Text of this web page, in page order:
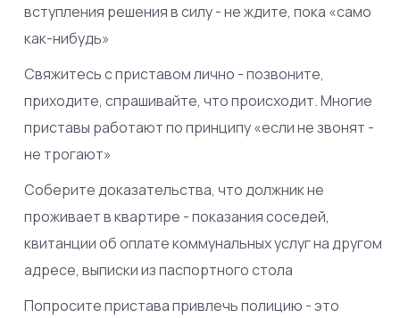
вступления решения в силу - не ждите, пока «само
как-нибудь»
Свяжитесь с приставом лично - позвоните,
приходите, спрашивайте, что происходит. Многие
приставы работают по принципу «если не звонят -
не трогают»
Соберите доказательства, что должник не
проживает в квартире - показания соседей,
квитанции об оплате коммунальных услуг на другом
адресе, выписки из паспортного стола
Попросите пристава привлечь полицию - это